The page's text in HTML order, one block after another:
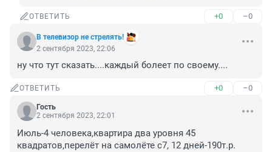
ОТВЕТИТЬ +0 –0
В телевизор не стрелять!
2 сентября 2023, 22:06
ну что тут сказать....каждый болеет по своему....
ОТВЕТИТЬ +0 –0
Гость
2 сентября 2023, 22:01
Июль-4 человека,квартира два уровня 45
квадратов,перелёт на самолёте с7, 12 дней-190т.р.